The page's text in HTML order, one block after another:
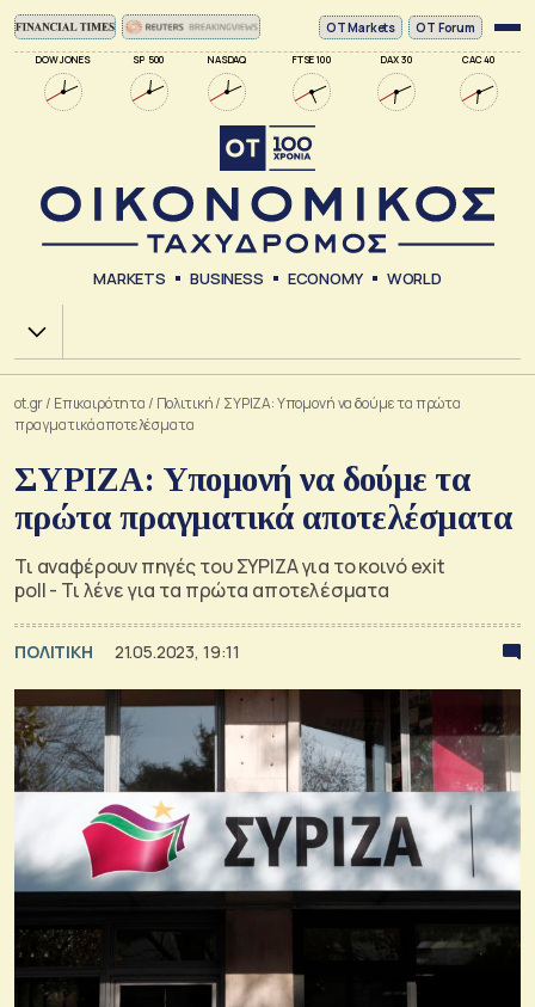
DOW JONES SP 500 NASDAQ FTSE 100 DAX 30 CAC 40
ΟΤ Markets OT Forum
MARKETS BUSINESS ECONOMY WORLD
Χ.Α.
ot.gr/ Επικαιρότητα / Πολιτική/ ΣΥΡΙΖΑ: Υπομονή να δούμε τα πρώτα
πραγματικά αποτελέσματα
ΣΥΡΙΖΑ: Υπομονή να δούμε τα
πρώτα πραγματικά αποτελέσματα
Τι αναφέρουν πηγές του ΣΥΡΙΖΑ για το κοινό exit
poll - Τι λένε για τα πρώτα αποτελέσματα
ΠΟΛΙΤΙΚΗ 21.05.2023, 19:11